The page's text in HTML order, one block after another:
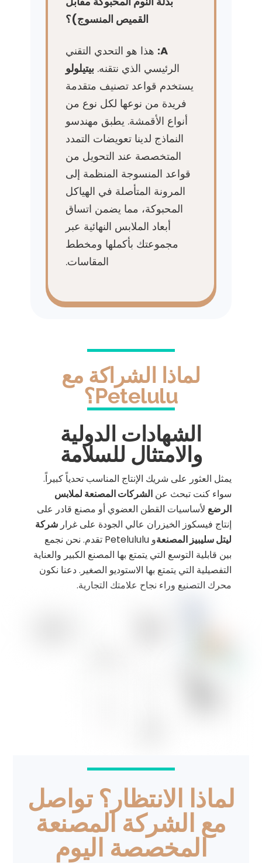
القميص المنسوج)؟
A: هذا هو التحدي التقني
الرئيسي الذي نتقنه. بيتيلولو
يستخدم قواعد تصنيف متقدمة
فريدة من نوعها لكل نوع من
أنواع الأقمشة. يطبق مهندسو
النماذج لدينا تعويضات التمدد
المتخصصة عند التحويل من
قواعد المنسوجة المنظمة إلى
المرونة المتأصلة في الهياكل
المحبوكة، مما يضمن اتساق
أبعاد الملابس النهائية عبر
مجموعتك بأكملها ومخطط
المقاسات.
لماذا الشراكة مع
Petelulu؟
الشهادات الدولية
والامتثال للسلامة
يمثل العثور على شريك الإنتاج المناسب تحدياً كبيراً.
سواء كنت تبحث عنالشركات المصنعة لملابس
الرضع لأساسيات القطن العضوي أو مصنع قادر على
إنتاج فيسكوز الخيزران عالي الجودة على غرارشركة
ليتل سليبيز المصنعة
و Petelululu تقدم. نحن نجمع
بين قابلية التوسع التي يتمتع بها المصنع الكبير والعناية
التفصيلية التي يتمتع بها الاستوديو الصغير. دعنا نكون
محرك التصنيع وراء نجاح علامتك التجارية.
لماذا الانتظار؟ تواصل
مع الشركة المصنعة
المخصصة اليوم